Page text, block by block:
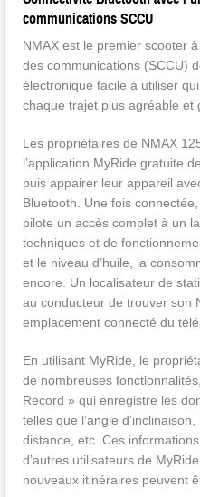
communications SCCU
NMAX est le premier scooter
des communications (SCCU)
électronique facile à utiliser
chaque trajet plus agréable et
Les propriétaires de NMAX
l’application MyRide gratuite
puis appairer leur appareil
Bluetooth. Une fois
pilote un accès complet à un
techniques et de
et le niveau d’huile, la
encore. Un localisateur de
au conducteur de trouver son
emplacement connecté du
En utilisant MyRide, le
de nombreuses
Record » qui enregistre les
telles que l’angle
distance, etc. Ces
d’autres utilisateurs de
nouveaux itinéraires peuvent